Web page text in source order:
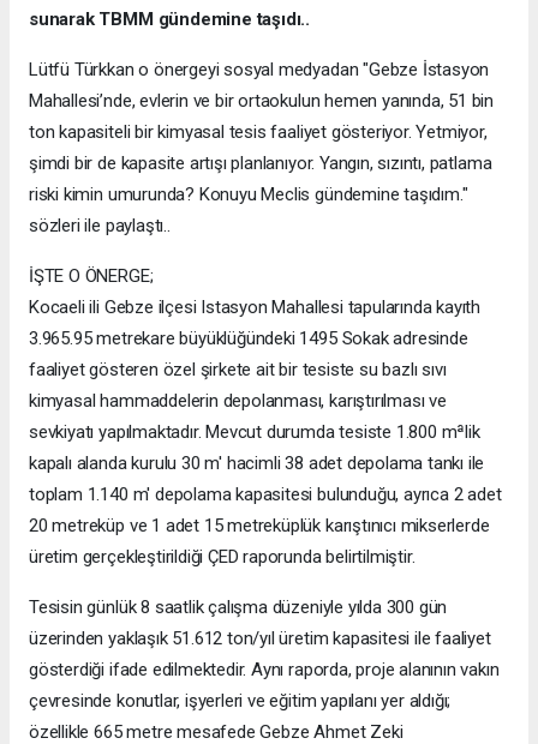
sunarak TBMM gündemine taşıdı..
Lütfü Türkkan o önergeyi sosyal medyadan "Gebze İstasyon
Mahallesi’nde, evlerin ve bir ortaokulun hemen yanında, 51 bin
ton kapasiteli bir kimyasal tesis faaliyet gösteriyor. Yetmiyor,
şimdi bir de kapasite artışı planlanıyor. Yangın, sızıntı, patlama
riski kimin umurunda? Konuyu Meclis gündemine taşıdım."
sözleri ile paylaştı..
İŞTE O ÖNERGE;
Kocaeli ili Gebze ilçesi Istasyon Mahallesi tapularında kayıth
3.965.95 metrekare büyüklüğündeki 1495 Sokak adresinde
faaliyet gösteren özel şirkete ait bir tesiste su bazlı sıvı
kimyasal hammaddelerin depolanması, karıştırılması ve
sevkiyatı yapılmaktadır. Mevcut durumda tesiste 1.800 mªlik
kapalı alanda kurulu 30 m' hacimli 38 adet depolama tankı ile
toplam 1.140 m' depolama kapasitesi bulunduğu, ayrıca 2 adet
20 metreküp ve 1 adet 15 metreküplük karıştınıcı mikserlerde
üretim gerçekleştirildiği ÇED raporunda belirtilmiştir.
Tesisin günlük 8 saatlik çalışma düzeniyle yılda 300 gün
üzerinden yaklaşık 51.612 ton/yıl üretim kapasitesi ile faaliyet
gösterdiği ifade edilmektedir. Aynı raporda, proje alanının vakın
çevresinde konutlar, işyerleri ve eğitim yapılanı yer aldığı;
özellikle 665 metre mesafede Gebze Ahmet Zeki